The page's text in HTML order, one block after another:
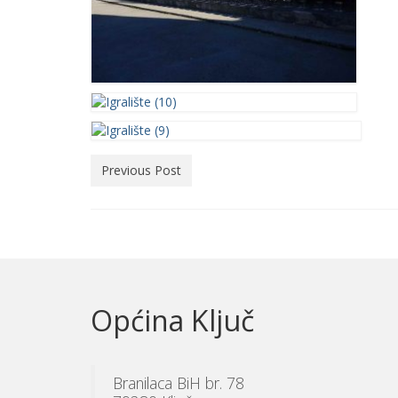
Previous Post
Općina Ključ
Branilaca BiH br. 78